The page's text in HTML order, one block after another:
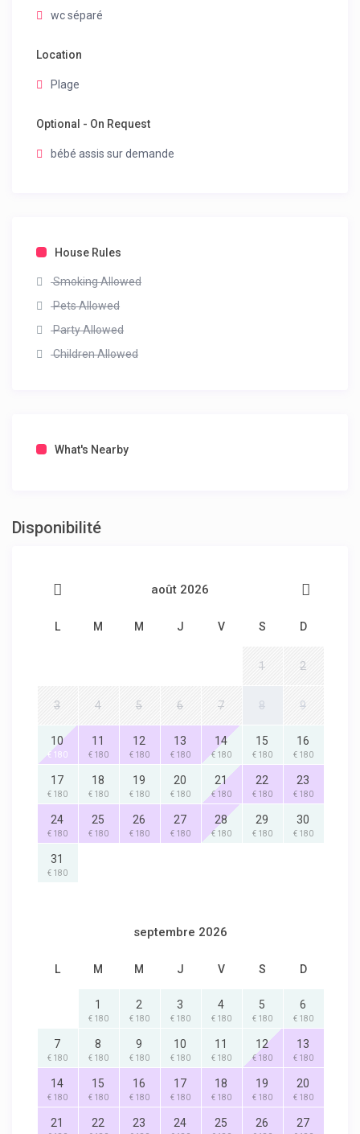
wc séparé
Location
Plage
Optional - On Request
bébé assis sur demande
House Rules
Smoking Allowed
Pets Allowed
Party Allowed
Children Allowed
What's Nearby
Disponibilité
août 2026
L M M J V S D
1 2
3 4 5 6 7 8 9
10
€ 180
11
€ 180
12
€ 180
13
€ 180
14
€ 180
15
€ 180
16
€ 180
17
€ 180
18
€ 180
19
€ 180
20
€ 180
21
€ 180
22
€ 180
23
€ 180
24
€ 180
25
€ 180
26
€ 180
27
€ 180
28
€ 180
29
€ 180
30
€ 180
31
€ 180
septembre 2026
L M M J V S D
1
€ 180
2
€ 180
3
€ 180
4
€ 180
5
€ 180
6
€ 180
7
€ 180
8
€ 180
9
€ 180
10
€ 180
11
€ 180
12
€ 180
13
€ 180
14
€ 180
15
€ 180
16
€ 180
17
€ 180
18
€ 180
19
€ 180
20
€ 180
21 22 23 24 25 26 27